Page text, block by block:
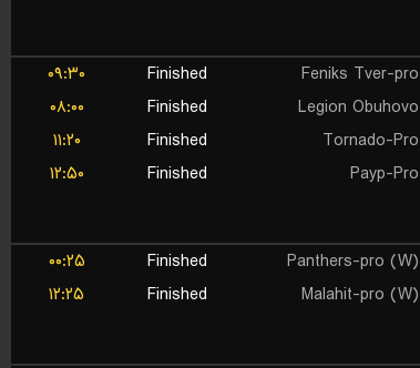
Feniks Tver-pro
Finished
۰۹:۳۰
Legion Obuhovo
Finished
۰۸:۰۰
Tornado-Pro
Finished
۱۱:۲۰
Payp-Pro
Finished
۱۲:۵۰
Panthers-pro (W)
Finished
۰۰:۲۵
Malahit-pro (W)
Finished
۱۲:۲۵